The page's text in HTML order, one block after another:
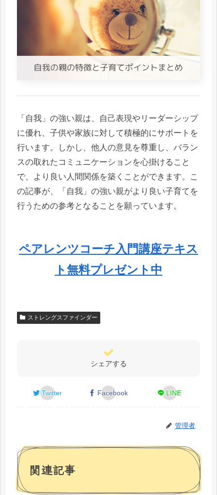
「自我」の強い親は、自己表現やリーダーシップ
に優れ、子供や家族に対して積極的にサポートを
行います。しかし、他人の意見を尊重し、バラン
スの取れたコミュニケーションを心掛けること
で、より良い人間関係を築くことができます。こ
の記事が、「自我」の強い親がより良い子育てを
行うための参考となることを願っています。
ペアレンツコーチ入門講座テキス
ト無料プレゼント中
ストレングスファインダー
シェアする
Twitter Facebook LINE
管理者
関連記事